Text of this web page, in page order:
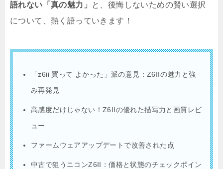
語れない「真の魅力」
と、後悔しないための賢い選択
について、熱く語っていきます！
「z6ii 買って よかった」派の意見：Z6IIの魅力と強
み再発見
高感度だけじゃない！Z6IIの優れた描写力と画質レビ
ュー
ファームウェアアップデートで改善された点
中古で狙うニコンZ6II：価格と状態のチェックポイン